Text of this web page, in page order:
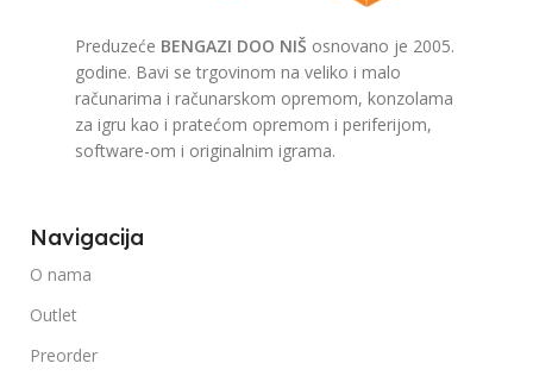
Preduzeće BENGAZI DOO NIŠ osnovano je 2005.
godine. Bavi se trgovinom na veliko i malo
računarima i računarskom opremom, konzolama
za igru kao i pratećom opremom i periferijom,
software-om i originalnim igrama.
Navigacija
O nama
Outlet
Preorder